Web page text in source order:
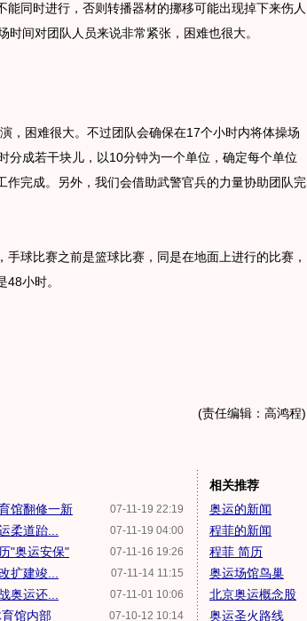
能同时进行，否则转播器材的挪移可能出现掉下来伤人
时间对团队人员来说非常紧张，困难也很大。
困难很大。不过团队会确保在17个小时内将体操场
分成若干块儿，以10分钟为一个单位，确定每个单位
作完成。另外，我们会借助武警官兵的力量协助团队完
球比赛之前是篮球比赛，同是在地面上进行的比赛，
小时。
(责任编辑：高鸿程)
07-11-19 22:19
馆翻修一新
07-11-19 04:00
柔道跆...
07-11-16 19:26
"奥运安保"
07-11-14 11:15
扩建竣...
07-11-01 10:06
奥运还...
07-10-12 10:14
馆内部
相关推荐
奥运的新闻
程菲的新闻
程菲 简历
奥运场馆鸟巢
北京奥运概念股
奥运圣火路线